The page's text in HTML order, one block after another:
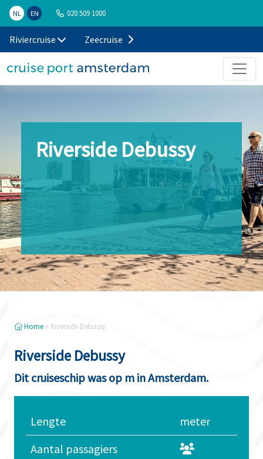
NL EN 020 509 1000
Riviercruise Zeecruise
Riverside Debussy
Home » Riverside Debussy
Riverside Debussy
Dit cruiseschip was op m in Amsterdam.
Lengte
meter
Aantal passagiers